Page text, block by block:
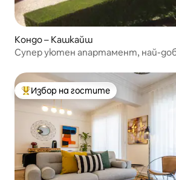
Кондо – Кашкайш
Супер уютен апартамент, най-
Най-популярен избор на гостите
Избор на гостите